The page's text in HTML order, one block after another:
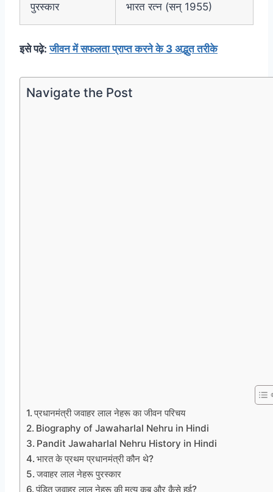
पुरस्कार भारत रत्न (सन् 1955)
इसे पढ़े:जीवन में सफलता प्राप्त करने के 3 अद्भुत तरीके
Navigate the Post
प्रधानमंत्री जवाहर लाल नेहरू का जीवन परिचय
Biography of Jawaharlal Nehru in Hindi
Pandit Jawaharlal Nehru History in Hindi
भारत के प्रथम प्रधानमंत्री कौन थे?
जवाहर लाल नेहरू पुरस्कार
पंडित जवाहर लाल नेहरू की मृत्यु कब और कैसे हुई?